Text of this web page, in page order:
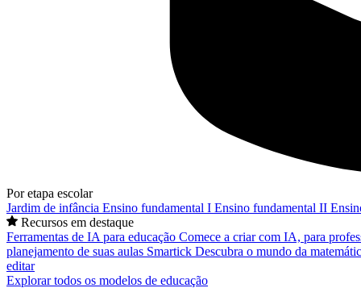
Por etapa escolar
Jardim de infância Ensino fundamental I Ensino fundamental II
Recursos em destaque
Ferramentas de IA para educação Comece a criar com IA, para
planejamento de suas aulas Smartick Descubra o mundo da
editar
Explorar todos os modelos de educação